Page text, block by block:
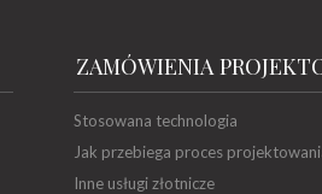
ZAMÓWIENIA
Stosowana technologia
Jak przebiega proces
Inne usługi złotnicze